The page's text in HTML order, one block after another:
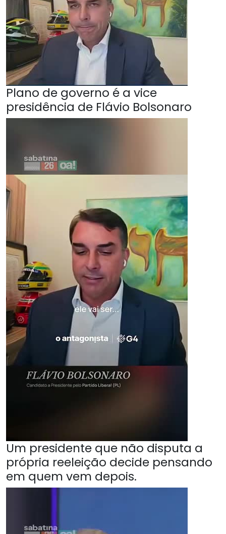
Plano de governo é a vice
presidência de Flávio Bolsonaro
Um presidente que não disputa a
própria reeleição decide pensando
em quem vem depois.